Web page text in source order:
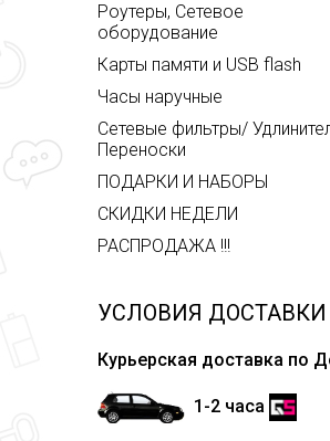
Роутеры, Сетевое
оборудование
Карты памяти и USB flash
Часы наручные
Сетевые фильтры/
Переноски
ПОДАРКИ И НАБОРЫ
СКИДКИ НЕДЕЛИ
РАСПРОДАЖА !!!
УСЛОВИЯ ДОСТАВКИ
Курьерская доставка по
1-2 часа